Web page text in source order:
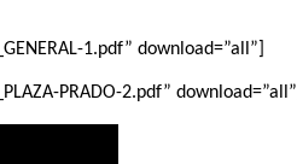
1.pdf” download=”all”]
PRADO-2.pdf” download=”all”]